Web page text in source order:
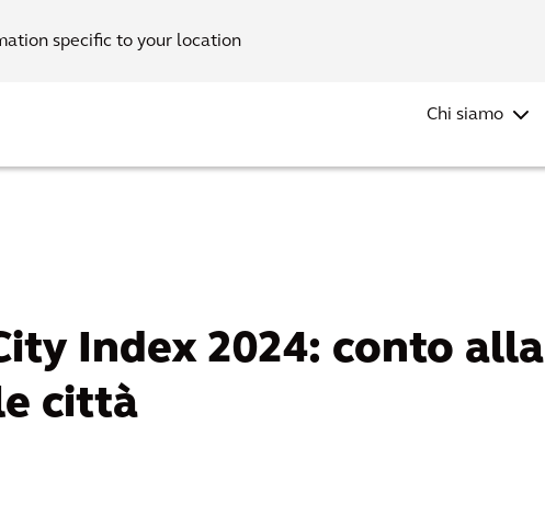
specific to your location
Chi siamo
Index 2024: conto alla
città